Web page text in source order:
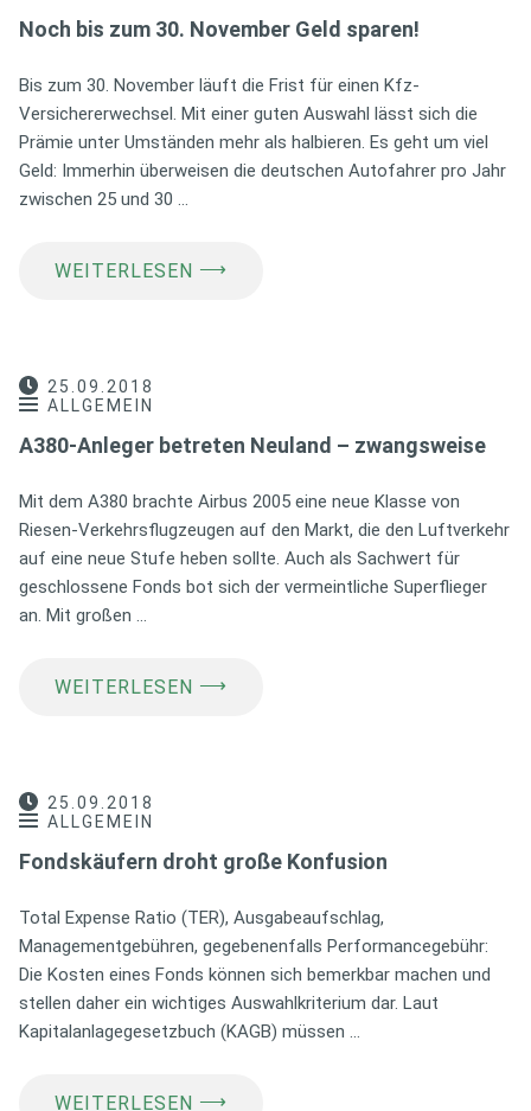
Noch bis zum 30. November Geld sparen!
Bis zum 30. November läuft die Frist für einen Kfz-
Versichererwechsel. Mit einer guten Auswahl lässt sich die
Prämie unter Umständen mehr als halbieren. Es geht um viel
Geld: Immerhin überweisen die deutschen Autofahrer pro Jahr
zwischen 25 und 30 …
WEITERLESEN ⟶
25.09.2018
ALLGEMEIN
A380-Anleger betreten Neuland – zwangsweise
Mit dem A380 brachte Airbus 2005 eine neue Klasse von
Riesen-Verkehrsflugzeugen auf den Markt, die den Luftverkehr
auf eine neue Stufe heben sollte. Auch als Sachwert für
geschlossene Fonds bot sich der vermeintliche Superflieger
an. Mit großen …
WEITERLESEN ⟶
25.09.2018
ALLGEMEIN
Fondskäufern droht große Konfusion
Total Expense Ratio (TER), Ausgabeaufschlag,
Managementgebühren, gegebenenfalls Performancegebühr:
Die Kosten eines Fonds können sich bemerkbar machen und
stellen daher ein wichtiges Auswahlkriterium dar. Laut
Kapitalanlagegesetzbuch (KAGB) müssen …
WEITERLESEN ⟶